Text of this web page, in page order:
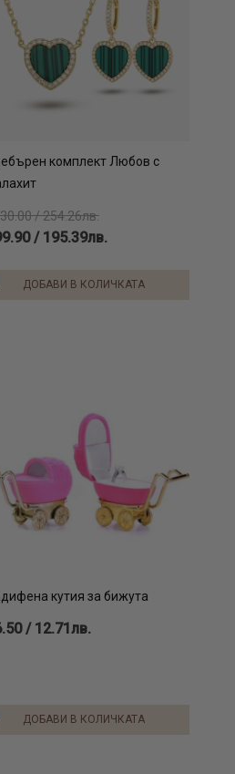
комплект Любов с
/ 254.26лв.
/ 195.39лв.
ДОБАВИ В КОЛИЧКАТА
кутия за бижута
/ 12.71лв.
ДОБАВИ В КОЛИЧКАТА